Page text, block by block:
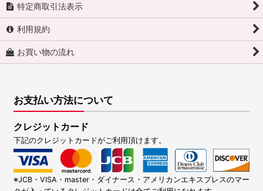
特定商取引法表示
利用規約
お買い物の流れ
お支払い方法について
クレジットカード
下記のクレジットカードがご利用頂けます。
※JCB・VISA・master・ダイナース・アメリカンエキスプレスのマー